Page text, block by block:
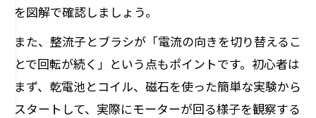
を図解で確認しましょう。
また、整流子とブラシが「電流の向きを切り替えるこ
とで回転が続く」という点もポイントです。初心者は
まず、乾電池とコイル、磁石を使った簡単な実験から
スタートして、実際にモーターが回る様子を観察する